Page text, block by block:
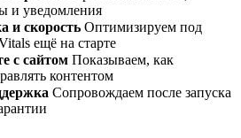
и уведомления
и скорость Оптимизируем под
ещё на старте
с сайтом Показываем, как
контентом
Сопровождаем после запуска